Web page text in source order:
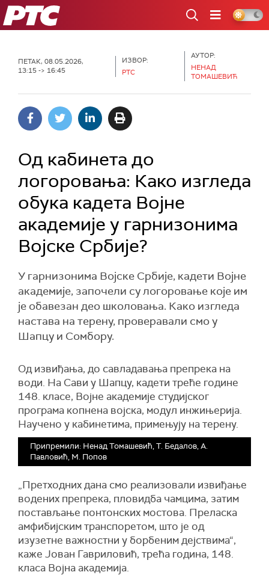
РТС
ПЕТАК, 08.05.2026,
13:15 -> 16:45
ИЗВОР:
РТС
АУТОР:
НЕНАД
ТОМАШЕВИЋ
Од кабинета до
логоровања: Како изгледа
обука кадета Војне
академије у гарнизонима
Војске Србије?
У гарнизонима Војске Србије, кадети Војне
академије, започели су логоровање које им
је обавезан део школовања. Како изгледа
настава на терену, проверавали смо у
Шапцу и Сомбору.
Од извиђања, до савладавања препрека на
води. На Сави у Шапцу, кадети треће године
148. класе, Војне академије студијског
програма копнена војска, модул инжињерија.
Научено у кабинетима, примењују на терену.
Припремили: Ненад Томашевић, Т. Бедалов, А.
Павловић, М. Попов
„Претходних дана смо реализовали извиђање
водених препрека, пловидба чамцима, затим
постављање понтонских мостова. Преласка
амфибијским транспоретом, што је од
изузетне важностни у борбеним дејствима“,
каже Јован Гавриловић, трећа година, 148.
класа Војна академија.